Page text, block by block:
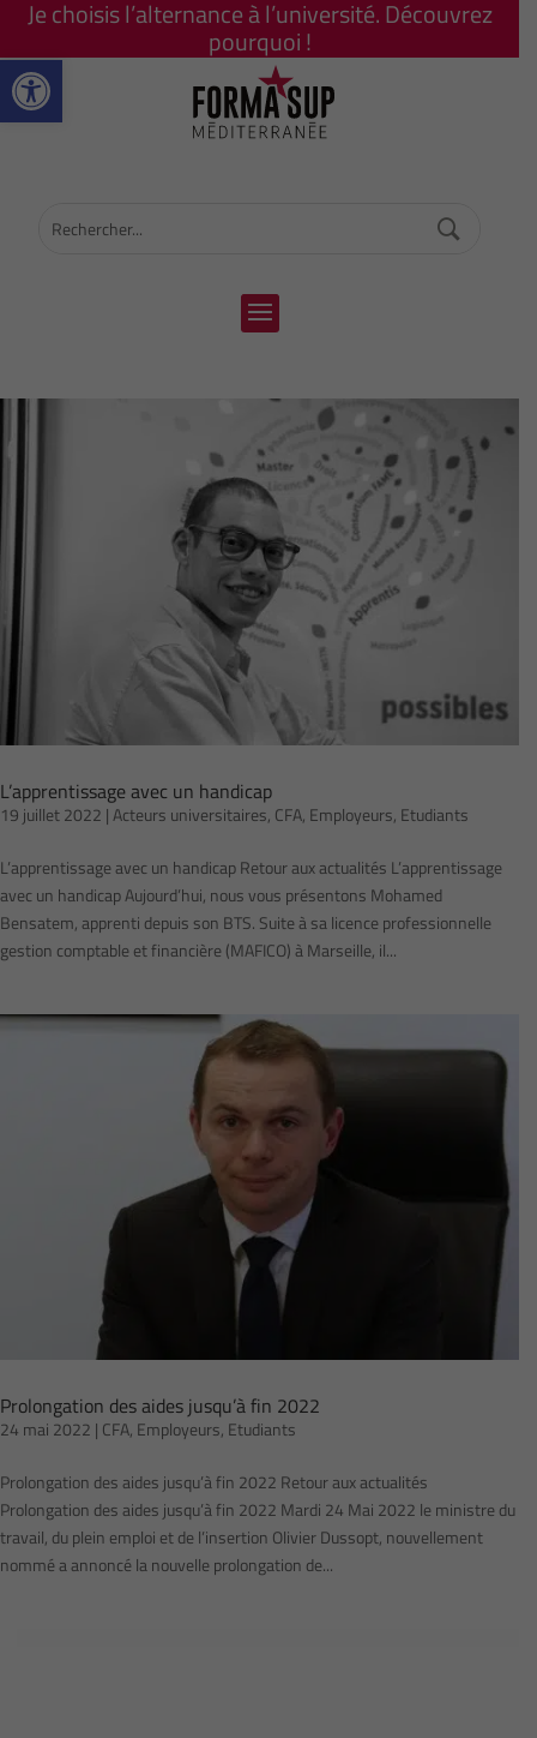
Ouvrir la barre d’outils
Je choisis l’alternance à l’université. Découvrez
pourquoi !
L’apprentissage avec un handicap
19 juillet 2022 |Acteurs universitaires, CFA, Employeurs, Etudiants
L’apprentissage avec un handicap Retour aux actualités L’apprentissage
avec un handicap Aujourd’hui, nous vous présentons Mohamed
Bensatem, apprenti depuis son BTS. Suite à sa licence professionnelle
gestion comptable et financière (MAFICO) à Marseille, il...
Prolongation des aides jusqu’à fin 2022
24 mai 2022 | CFA, Employeurs, Etudiants
Prolongation des aides jusqu’à fin 2022 Retour aux actualités
Prolongation des aides jusqu’à fin 2022 Mardi 24 Mai 2022 le ministre du
travail, du plein emploi et de l’insertion Olivier Dussopt, nouvellement
nommé a annoncé la nouvelle prolongation de...